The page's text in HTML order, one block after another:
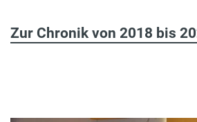
Zur Chronik von 2018 bis